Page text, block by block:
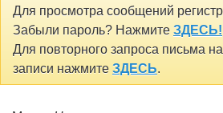
Для просмотра сообщений
Забыли пароль? Нажмите ЗДЕСЬ!
Для повторного запроса письма
записи нажмите ЗДЕСЬ.